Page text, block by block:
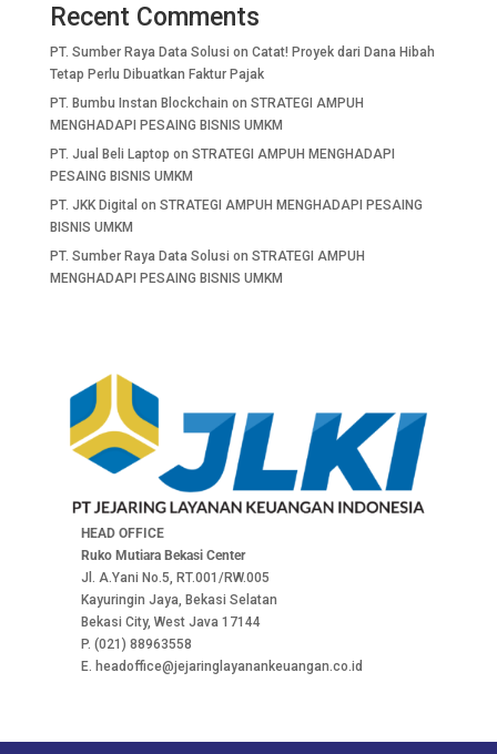
Recent Comments
PT. Sumber Raya Data Solusi on Catat! Proyek dari Dana Hibah
Tetap Perlu Dibuatkan Faktur Pajak
PT. Bumbu Instan Blockchain on STRATEGI AMPUH
MENGHADAPI PESAING BISNIS UMKM
PT. Jual Beli Laptop on STRATEGI AMPUH MENGHADAPI
PESAING BISNIS UMKM
PT. JKK Digital on STRATEGI AMPUH MENGHADAPI PESAING
BISNIS UMKM
PT. Sumber Raya Data Solusi on STRATEGI AMPUH
MENGHADAPI PESAING BISNIS UMKM
HEAD OFFICE
Ruko Mutiara Bekasi Center
Jl. A.Yani No.5, RT.001/RW.005
Kayuringin Jaya, Bekasi Selatan
Bekasi City, West Java 17144
P. (021) 88963558
E. headoffice@jejaringlayanankeuangan.co.id